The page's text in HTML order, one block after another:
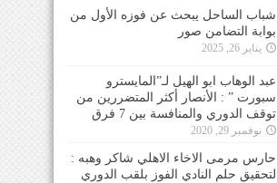
شباب الساحل يبحث عن فوزه الأول من
بوابة التضامن صور
يناير 26, 2025
عبد الوهاب ابو الهيل لـ”المايسترو
سبورت ” : الأنصار أكثر المتضررين من
توقف الدوري والمنافسة بين 7 فرق
نوفمبر 29, 2020
حارس مرمى الاخاء الاهلي شاكر وهبه :
لتحقيق حلم النادي الفوز بلقب الدوري